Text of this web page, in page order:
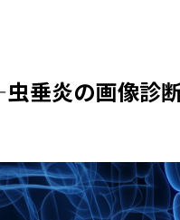
垂炎の画像診